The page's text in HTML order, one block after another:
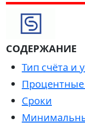
СОДЕРЖАНИЕ
Тип счёта и
Процентные
Сроки